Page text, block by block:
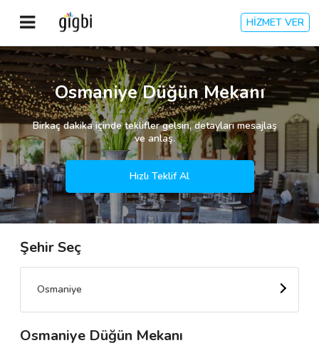
HİZMET VER
Anasayfa
Giriş Yap
Kayıt Ol
Kategoriler
🎈 Biz Kimiz?
🌟 Müşteri Değerlendirmeleri
Osmaniye Düğün Mekanı
Birkaç dakika içinde teklifler gelsin, detayları mesajlaş
ve anlaş.
Hızlı Teklif Al
Şehir Seç
Osmaniye
Osmaniye Düğün Mekanı